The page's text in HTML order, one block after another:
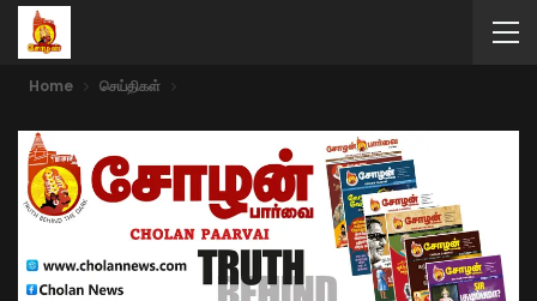
Home செய்திகள்